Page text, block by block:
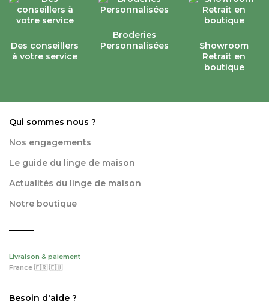
Des conseillers
à votre service
Broderies
Personnalisées
Showroom
Retrait en
boutique
Qui sommes nous ?
Nos engagements
Le guide du linge de maison
Actualités du linge de maison
Notre boutique
Livraison & paiement
France 🇫🇷 🇪🇺
Besoin d'aide ?